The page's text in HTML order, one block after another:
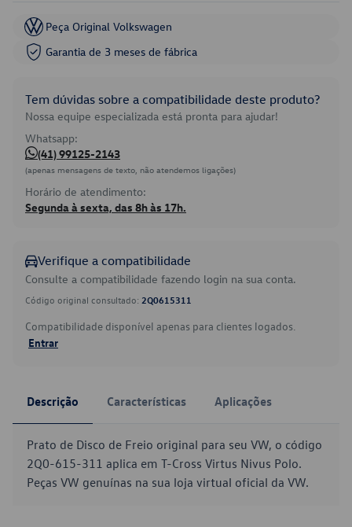
Peça Original Volkswagen
Garantia de 3 meses de fábrica
Tem dúvidas sobre a compatibilidade deste produto?
Nossa equipe especializada está pronta para ajudar!
Whatsapp:
(41) 99125-2143
(apenas mensagens de texto, não atendemos ligações)
Horário de atendimento:
Segunda à sexta, das 8h às 17h.
Verifique a compatibilidade
Consulte a compatibilidade fazendo login na sua conta.
Código original consultado: 2Q0615311
Compatibilidade disponível apenas para clientes logados.
Entrar
Descrição Características Aplicações
Prato de Disco de Freio original para seu VW, o código
2Q0-615-311 aplica em T-Cross Virtus Nivus Polo.
Peças VW genuínas na sua loja virtual oficial da VW.